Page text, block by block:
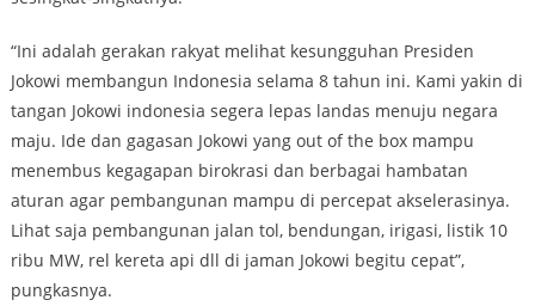
“Ini adalah gerakan rakyat melihat kesungguhan Presiden
Jokowi membangun Indonesia selama 8 tahun ini. Kami yakin di
tangan Jokowi indonesia segera lepas landas menuju negara
maju. Ide dan gagasan Jokowi yang out of the box mampu
menembus kegagapan birokrasi dan berbagai hambatan
aturan agar pembangunan mampu di percepat akselerasinya.
Lihat saja pembangunan jalan tol, bendungan, irigasi, listik 10
ribu MW, rel kereta api dll di jaman Jokowi begitu cepat”,
pungkasnya.